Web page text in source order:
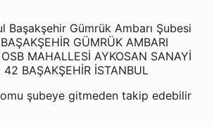
Başakşehir Gümrük Ambarı Şubesi
GÜMRÜK AMBARI
MAHALLESİ AYKOSAN SANAYİ
42 BAŞAKŞEHİR İSTANBUL
şubeye gitmeden takip edebilir